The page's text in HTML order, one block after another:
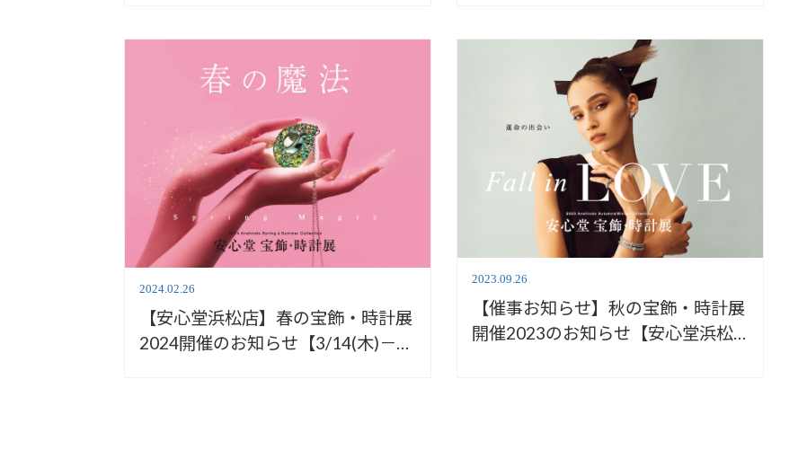
2024.02.26
【安心堂浜松店】春の宝飾・時計展
2024開催のお知らせ【3/14(木)－
2023.09.26
【催事お知らせ】秋の宝飾・時計展
開催2023のお知らせ【安心堂浜松